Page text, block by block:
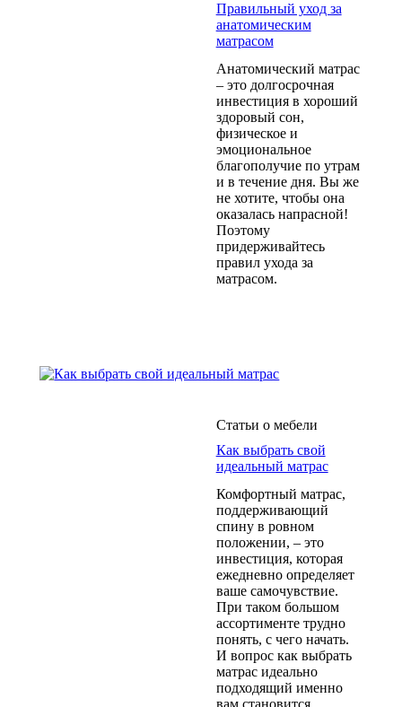
Правильный уход за
анатомическим
матрасом
Анатомический матрас
– это долгосрочная
инвестиция в хороший
здоровый сон,
физическое и
эмоциональное
благополучие по утрам
и в течение дня. Вы же
не хотите, чтобы она
оказалась напрасной!
Поэтому
придерживайтесь
правил ухода за
матрасом.
Статьи о мебели
Как выбрать свой
идеальный матрас
Комфортный матрас,
поддерживающий
спину в ровном
положении, – это
инвестиция, которая
ежедневно определяет
ваше самочувствие.
При таком большом
ассортименте трудно
понять, с чего начать.
И вопрос как выбрать
матрас идеально
подходящий именно
вам становится